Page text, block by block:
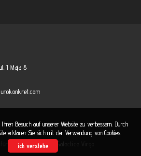
1 Maja 8
für Immobilienmakler
Besuch auf unserer Website zu verbessern. Durch
erklären Sie sich mit der Verwendung von Cookies.
ich verstehe